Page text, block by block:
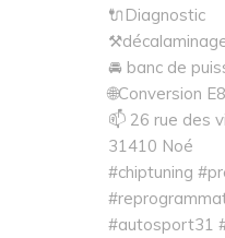
🔌Diagnostic
🚘 banc de
🌐Conversion
📫 26 rue des
31410 Noé
#chiptuning
#autosport31